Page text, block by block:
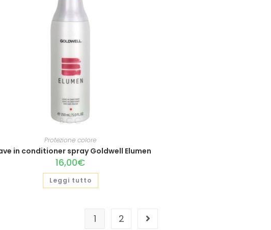
Protezione colore
in conditioner spray Goldwell Elumen
16,00€
Leggi tutto
1 2